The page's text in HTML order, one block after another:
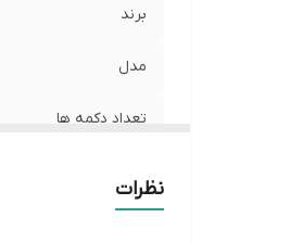
برند
مدل
تعداد دکمه ها
نظرات